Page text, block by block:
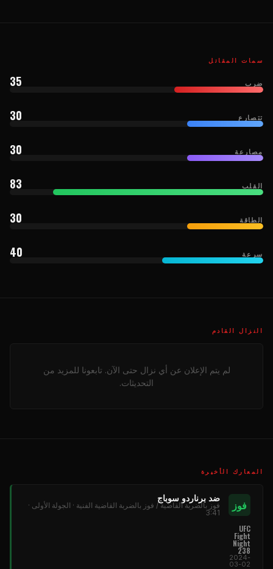
سمات المقاتل
ضرب 35
تتصارع 30
مصارعة 30
القلب 83
الطاقة 30
سرعة 40
النزال القادم
لم يتم الإعلان عن أي نزال حتى الآن. تابعونا للمزيد من
التحديثات.
المعارك الأخيرة
فوز
ضد برناردو سوباج
فوز بالضربة القاضية / فوز بالضربة القاضية الفنية · الجولة الأولى ·
3:41
UFC
Fight
Night
238
2024-
03-02